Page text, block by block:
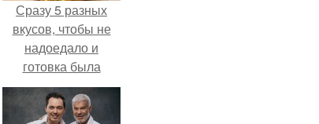
Сразу 5 разных
вкусов, чтобы не
надоедало и
готовка была
проще.